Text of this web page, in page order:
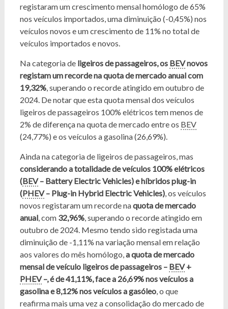
registaram um crescimento mensal homólogo de 65%
nos veículos importados, uma diminuição (-0,45%) nos
veículos novos e um crescimento de 11% no total de
veículos importados e novos.
Na categoria de ligeiros de passageiros, os BEVnovos
registam um recorde na quota de mercado anual com
19,32%, superando o recorde atingido em outubro de
2024. De notar que esta quota mensal dos veículos
ligeiros de passageiros 100% elétricos tem menos de
2% de diferença na quota de mercado entre os BEV
(24,77%) e os veículos a gasolina (26,69%).
Ainda na categoria de ligeiros de passageiros, mas
considerando a totalidade de veículos 100% elétricos
(BEV– Battery Electric Vehicles) e híbridos plug-in
(PHEV– Plug-in Hybrid Electric Vehicles), os veículos
novos registaram um recorde naquota de mercado
anual, com 32,96%, superando o recorde atingido em
outubro de 2024. Mesmo tendo sido registada uma
diminuição de -1,11% na variação mensal em relação
aos valores do mês homólogo,a quota de mercado
mensal de veículo ligeiros de passageiros – BEV+
PHEV–, é de 41,11%, face a 26,69% nos veículos a
gasolina e 8,12% nos veículos a gasóleo, o que
reafirma mais uma vez a consolidação do mercado de